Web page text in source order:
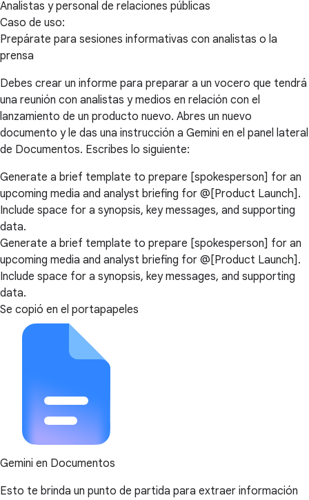
Analistas y personal de relaciones públicas
Caso de uso:
Prepárate para sesiones informativas con analistas o la
prensa
Debes crear un informe para preparar a un vocero que tendrá
una reunión con analistas y medios en relación con el
lanzamiento de un producto nuevo. Abres un nuevo
documento y le das una instrucción a Gemini en el panel lateral
de Documentos. Escribes lo siguiente:
Generate a brief template to prepare [spokesperson] for an
upcoming media and analyst briefing for @[Product Launch].
Include space for a synopsis, key messages, and supporting
data.
Generate a brief template to prepare [spokesperson] for an
upcoming media and analyst briefing for @[Product Launch].
Include space for a synopsis, key messages, and supporting
data.
Se copió en el portapapeles
Gemini en Documentos
Esto te brinda un punto de partida para extraer información